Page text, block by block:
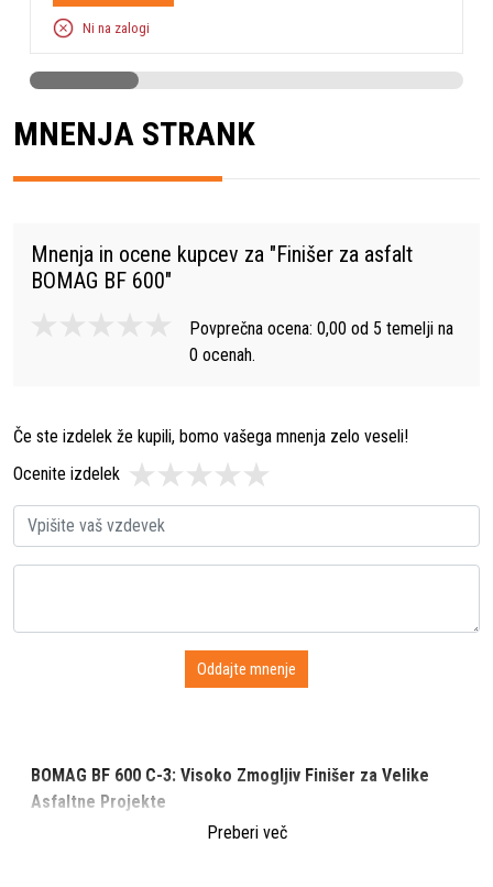
Ni na zalogi
MNENJA STRANK
Mnenja in ocene kupcev za "Finišer za asfalt
BOMAG BF 600"
Povprečna ocena: 0,00 od 5 temelji na
0 ocenah.
Če ste izdelek že kupili, bomo vašega mnenja zelo veseli!
Ocenite izdelek
BOMAG BF 600 C-3: Visoko Zmogljiv Finišer za Velike
Asfaltne Projekte
Preberi več